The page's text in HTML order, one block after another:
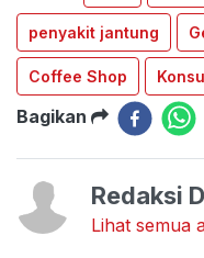
penyakit jantung
Coffee Shop
Bagikan
Redaksi
Lihat semua